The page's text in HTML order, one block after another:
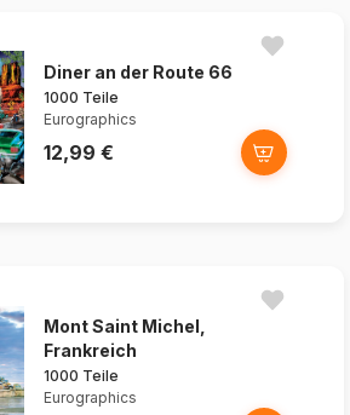
Diner an der Route 66
1000 Teile
Eurographics
12,99 €
Mont Saint Michel,
Frankreich
1000 Teile
Eurographics